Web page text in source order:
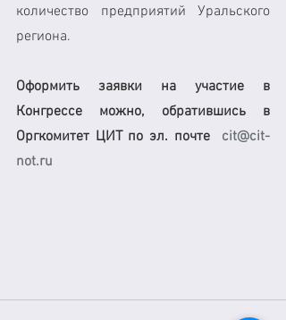
количество предприятий Уральского
региона.
Оформить заявки на участие в
Конгрессе можно, обратившись в
Оргкомитет ЦИТ по эл. почте cit@cit-
not.ru